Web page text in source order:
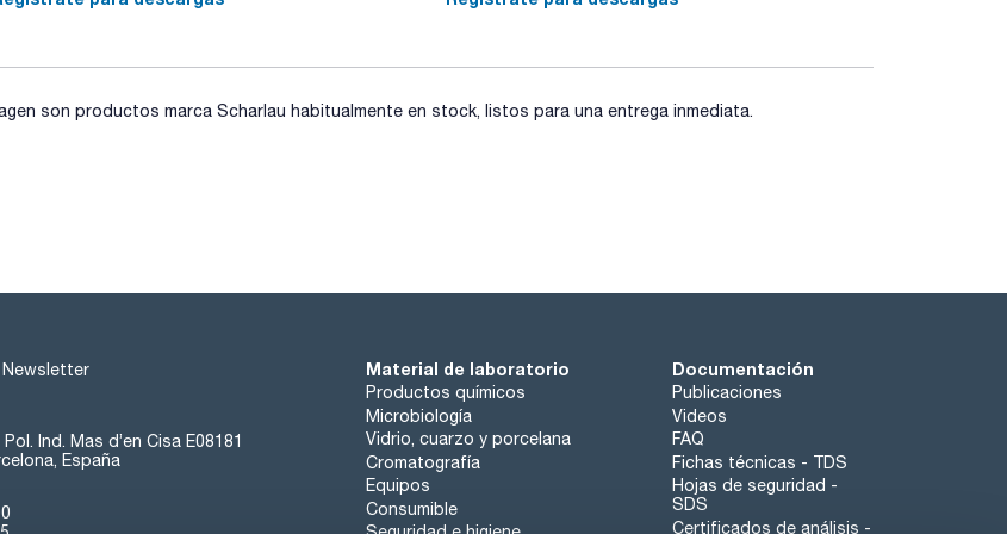
con fritados de 25µm PE.
disponibles tambien columnas de recambio, o-rings y fritados de recambio. Haga su consulta en
consultas@scharlab.com
son productos marca Scharlau habitualmente en stock, listos para una entrega inmediata.
Ind. Mas d’en Cisa E08181
España
Material de laboratorio
Productos químicos
Microbiología
Vidrio, cuarzo y porcelana
Cromatografía
Equipos
Consumible
Documentación
Publicaciones
Videos
FAQ
Fichas técnicas - TDS
Hojas de seguridad -
SDS
Certificados de análisis -